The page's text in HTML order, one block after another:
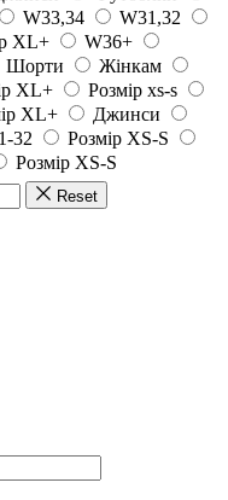
W33,34
W31,32
XL+
W36+
Шорти
Жінкам
XL+
Розмір xs-s
XL+
Джинси
32
Розмір XS-S
Розмір XS-S
Reset